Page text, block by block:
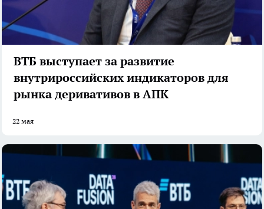
ВТБ выступает за развитие
внутрироссийских индикаторов для
рынка деривативов в АПК
22 мая